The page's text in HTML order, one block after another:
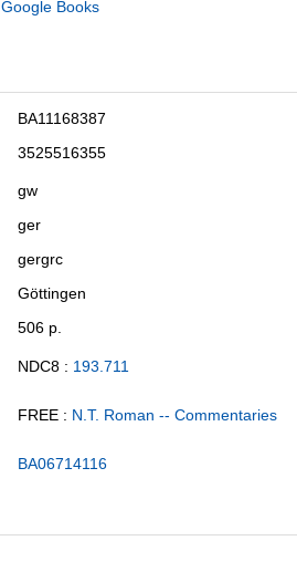
Google Books
BA11168387
3525516355
gw
ger
gergrc
Göttingen
506 p.
NDC8 : 193.711
FREE : N.T. Roman -- Commentaries
BA06714116